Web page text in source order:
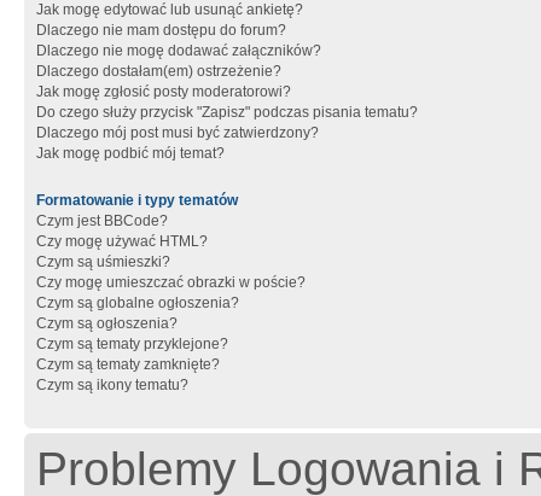
Jak mogę edytować lub usunąć ankietę?
Dlaczego nie mam dostępu do forum?
Dlaczego nie mogę dodawać załączników?
Dlaczego dostałam(em) ostrzeżenie?
Jak mogę zgłosić posty moderatorowi?
Do czego służy przycisk "Zapisz" podczas pisania tematu?
Dlaczego mój post musi być zatwierdzony?
Jak mogę podbić mój temat?
Formatowanie i typy tematów
Czym jest BBCode?
Czy mogę używać HTML?
Czym są uśmieszki?
Czy mogę umieszczać obrazki w poście?
Czym są globalne ogłoszenia?
Czym są ogłoszenia?
Czym są tematy przyklejone?
Czym są tematy zamknięte?
Czym są ikony tematu?
Problemy Logowania i